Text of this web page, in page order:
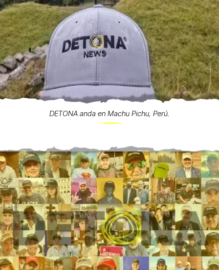
DETONA anda en Machu Pichu, Perú.